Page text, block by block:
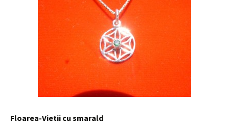
Floarea-Vietii cu smarald